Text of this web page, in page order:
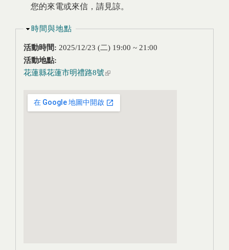
您的來電或來信，請見諒。
隱藏
時間與地點
活動時間: 2025/12/23 (二) 19:00 ~ 21:00
活動地點:
花蓮縣花蓮市明禮路8號 (link is external)